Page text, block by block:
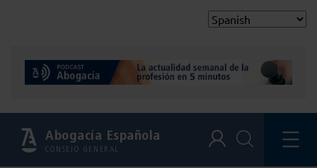
Abogacía Española
CONSEJO GENERAL